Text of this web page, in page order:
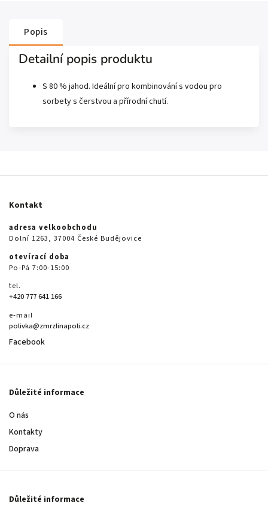
Popis
Detailní popis produktu
S 80 % jahod. Ideální pro kombinování s vodou pro
sorbety s čerstvou a přírodní chutí.
Kontakt
adresa velkoobchodu
Dolní 1263, 37004 České Budějovice
otevírací doba
Po-Pá 7:00-15:00
tel.
+420 777 641 166
e-mail
polivka@zmrzlinapoli.cz
Facebook
Důležité informace
O nás
Kontakty
Doprava
Důležité informace